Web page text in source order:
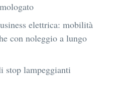
elettrica: mobilità
con noleggio a lungo
stop lampeggianti